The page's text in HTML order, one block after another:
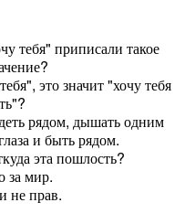
тебя" приписали такое
это значит "хочу тебя
рядом, дышать одним
и быть рядом.
эта пошлость?
за мир.
не прав.